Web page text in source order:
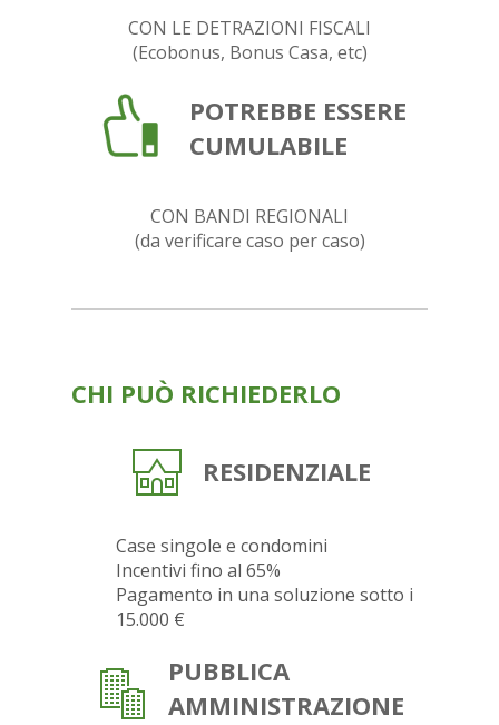
CON LE DETRAZIONI FISCALI
(Ecobonus, Bonus Casa, etc)
POTREBBE ESSERE
CUMULABILE
CON BANDI REGIONALI
(da verificare caso per caso)
CHI PUÒ RICHIEDERLO
RESIDENZIALE
Case singole e condomini
Incentivi fino al 65%
Pagamento in una soluzione sotto i
15.000 €
PUBBLICA
AMMINISTRAZIONE